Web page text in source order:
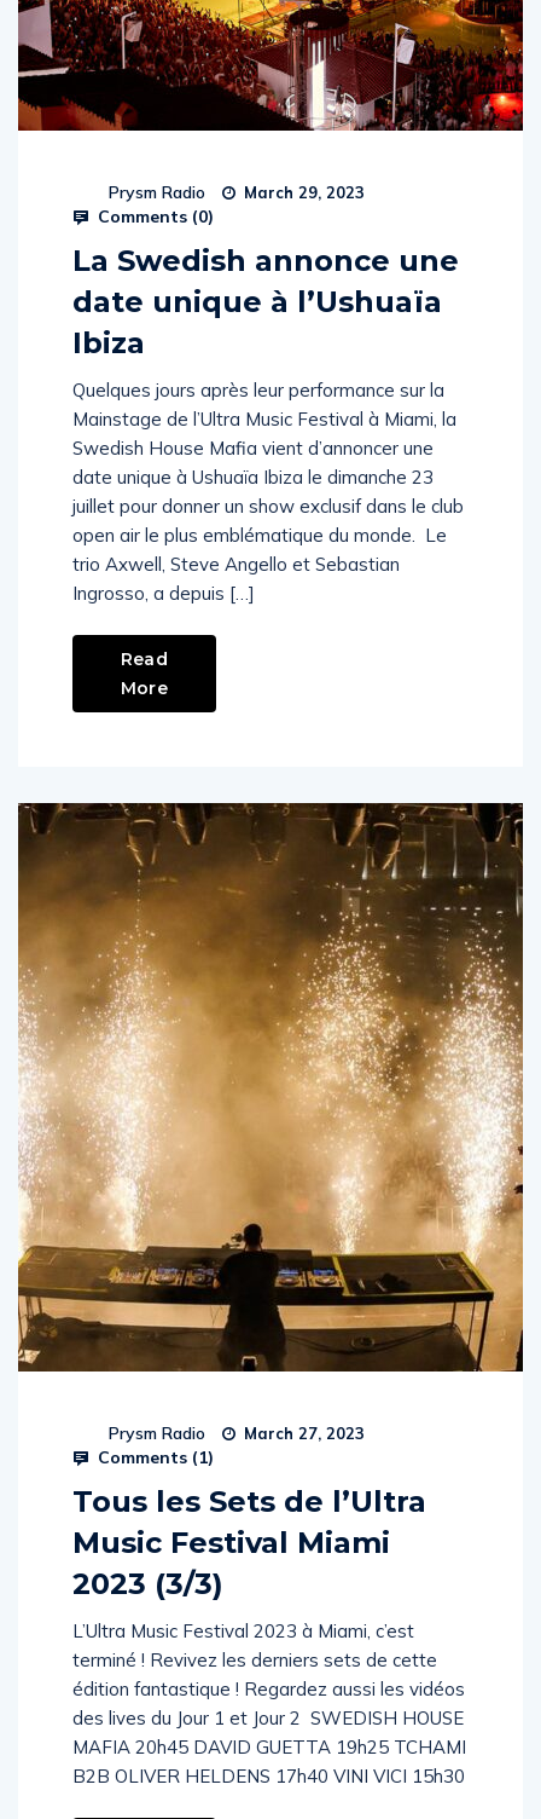
Prysm Radio March 29, 2023
Comments (0)
La Swedish annonce une
date unique à l’Ushuaïa
Ibiza
Quelques jours après leur performance sur la
Mainstage de l’Ultra Music Festival à Miami, la
Swedish House Mafia vient d’annoncer une
date unique à Ushuaïa Ibiza le dimanche 23
juillet pour donner un show exclusif dans le club
open air le plus emblématique du monde. Le
trio Axwell, Steve Angello et Sebastian
Ingrosso, a depuis […]
Read
More
Prysm Radio March 27, 2023
Comments (1)
Tous les Sets de l’Ultra
Music Festival Miami
2023 (3/3)
L’Ultra Music Festival 2023 à Miami, c’est
terminé ! Revivez les derniers sets de cette
édition fantastique ! Regardez aussi les vidéos
des lives du Jour 1 et Jour 2 SWEDISH HOUSE
MAFIA 20h45 DAVID GUETTA 19h25 TCHAMI
B2B OLIVER HELDENS 17h40 VINI VICI 15h30